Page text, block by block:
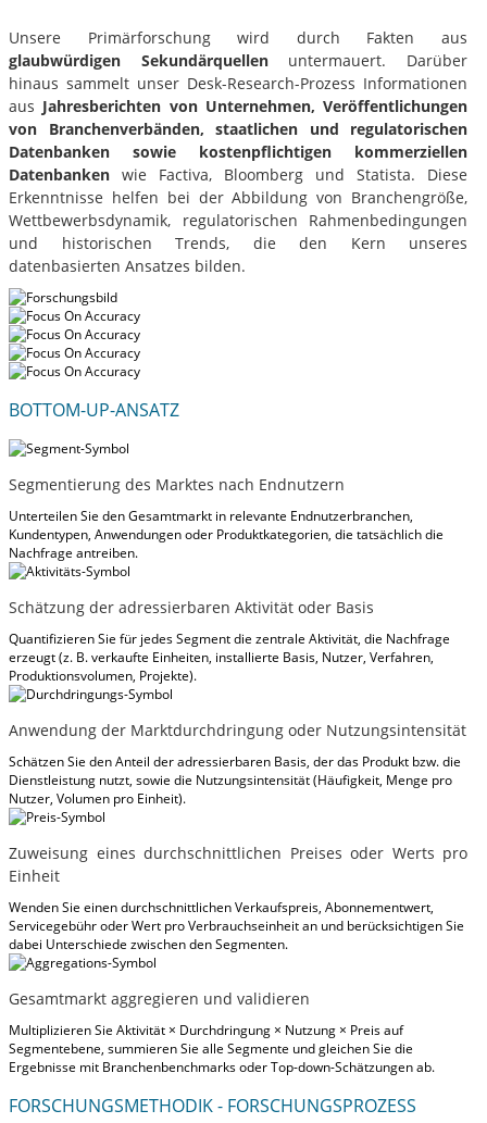
Unsere Primärforschung wird durch Fakten aus
glaubwürdigen Sekundärquellenuntermauert. Darüber
hinaus sammelt unser Desk-Research-Prozess Informationen
aus Jahresberichten von Unternehmen, Veröffentlichungen
von Branchenverbänden, staatlichen und regulatorischen
Datenbanken sowie kostenpflichtigen kommerziellen
Datenbanken wie Factiva, Bloomberg und Statista. Diese
Erkenntnisse helfen bei der Abbildung von Branchengröße,
Wettbewerbsdynamik, regulatorischen Rahmenbedingungen
und historischen Trends, die den Kern unseres
datenbasierten Ansatzes bilden.
BOTTOM-UP-ANSATZ
Segmentierung des Marktes nach Endnutzern
Unterteilen Sie den Gesamtmarkt in relevante Endnutzerbranchen,
Kundentypen, Anwendungen oder Produktkategorien, die tatsächlich die
Nachfrage antreiben.
Schätzung der adressierbaren Aktivität oder Basis
Quantifizieren Sie für jedes Segment die zentrale Aktivität, die Nachfrage
erzeugt (z. B. verkaufte Einheiten, installierte Basis, Nutzer, Verfahren,
Produktionsvolumen, Projekte).
Anwendung der Marktdurchdringung oder Nutzungsintensität
Schätzen Sie den Anteil der adressierbaren Basis, der das Produkt bzw. die
Dienstleistung nutzt, sowie die Nutzungsintensität (Häufigkeit, Menge pro
Nutzer, Volumen pro Einheit).
Zuweisung eines durchschnittlichen Preises oder Werts pro
Einheit
Wenden Sie einen durchschnittlichen Verkaufspreis, Abonnementwert,
Servicegebühr oder Wert pro Verbrauchseinheit an und berücksichtigen Sie
dabei Unterschiede zwischen den Segmenten.
Gesamtmarkt aggregieren und validieren
Multiplizieren Sie Aktivität × Durchdringung × Nutzung × Preis auf
Segmentebene, summieren Sie alle Segmente und gleichen Sie die
Ergebnisse mit Branchenbenchmarks oder Top-down-Schätzungen ab.
FORSCHUNGSMETHODIK - FORSCHUNGSPROZESS